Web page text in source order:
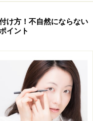
け方！不自然にならない
イント